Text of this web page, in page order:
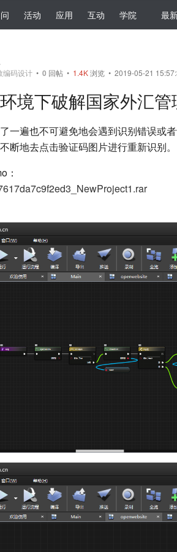
活动 应用 互动 学院 最
编码设计 • 0 回帖 • 1.4K浏览 • 2019-05-21
境下破解国家外汇管
一遍也不可避免地会遇到识别错误或
断地去点击验证码图片进行重新识别。
：